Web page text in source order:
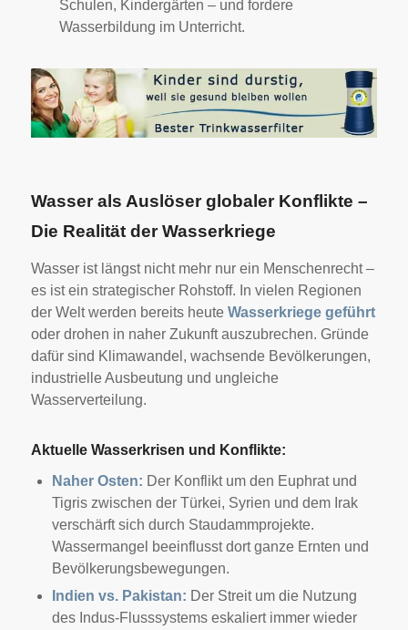
Schulen, Kindergärten – und fordere
Wasserbildung im Unterricht.
Wasser als Auslöser globaler Konflikte –
Die Realität der Wasserkriege
Wasser ist längst nicht mehr nur ein Menschenrecht –
es ist ein strategischer Rohstoff. In vielen Regionen
der Welt werden bereits heute Wasserkriege geführt
oder drohen in naher Zukunft auszubrechen. Gründe
dafür sind Klimawandel, wachsende Bevölkerungen,
industrielle Ausbeutung und ungleiche
Wasserverteilung.
Aktuelle Wasserkrisen und Konflikte:
Naher Osten: Der Konflikt um den Euphrat und
Tigris zwischen der Türkei, Syrien und dem Irak
verschärft sich durch Staudammprojekte.
Wassermangel beeinflusst dort ganze Ernten und
Bevölkerungsbewegungen.
Indien vs. Pakistan: Der Streit um die Nutzung
des Indus-Flusssystems eskaliert immer wieder